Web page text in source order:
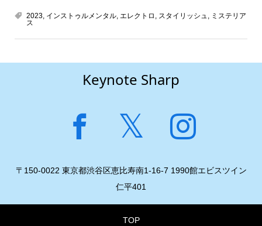
2023, インストゥルメンタル, エレクトロ スタイリッシュ
ミステリア
ス
Keynote Sharp
〒150-0022 東京都渋谷区恵比寿南1-16-7 1990館エビスツイン
仁平401
TOP